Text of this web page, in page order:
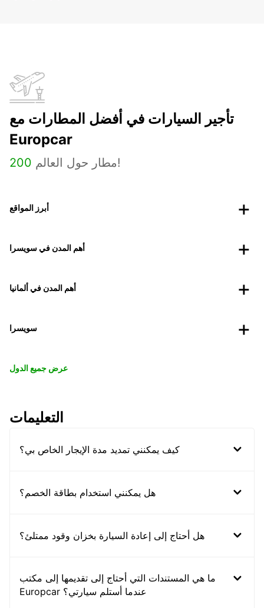
تأجير السيارات في أفضل المطارات مع
Europcar
200 مطار حول العالم!
أبرز المواقع
أهم المدن في سويسرا
أهم المدن في ألمانيا
سويسرا
عرض جميع الدول
التعليمات
كيف يمكنني تمديد مدة الإيجار الخاص بي؟
هل يمكنني استخدام بطاقة الخصم؟
هل أحتاج إلى إعادة السيارة بخزان وقود ممتلئ؟
ما هي المستندات التي أحتاج إلى تقديمها إلى مكتب
Europcar عندما أستلم سيارتي؟